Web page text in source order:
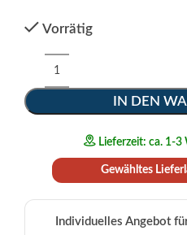
Vorrätig
IN DEN
Lieferzeit: ca. 1-3
Gewähltes
Individuelles Angebot